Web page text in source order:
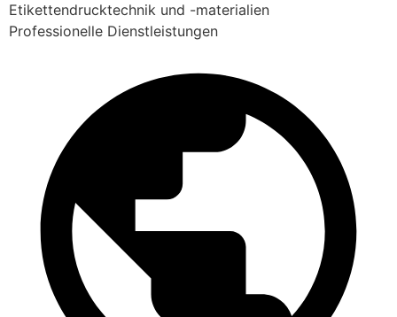
Etikettendrucktechnik und -materialien
Professionelle Dienstleistungen